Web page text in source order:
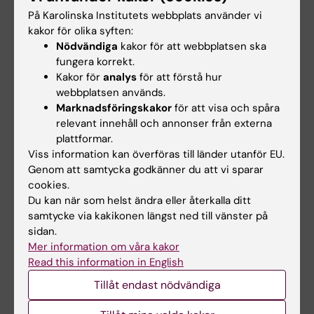
Provtagningstekniken utvecklas tillsammans
med bland andra Göran Stemme, professor
vid KTH, och hans kollega Niclas Roxhed, båda
två ledande inom mikrosystem.
Återigen handlar det om att kombinera rätt
kompetenser för att nå framgång.
Staffan Holmin deltar även i utvecklingen av
en ny röntgendetektorteknik under ledning
av Mats Danielsson, professor i medicinsk
bildfysik vid KTH.
– Vi arbetar nära dem med validering och
utvärdering av metoden där den tekniska
innovationen kommer från KTH. Så i det ena
fallet var det vi som behövde hjälp av
ingenjörerna och här är det de som behöver
På Karolinska Institutets webbplats använder vi
kakor för olika syften:
Nödvändiga kakor för att webbplatsen ska
fungera korrekt.
Kakor för analys för att förstå hur
webbplatsen används.
Marknadsföringskakor för att visa och spåra
relevant innehåll och annonser från externa
plattformar.
Viss information kan överföras till länder utanför EU.
Genom att samtycka godkänner du att vi sparar
cookies.
Du kan när som helst ändra eller återkalla ditt
samtycke via kakikonen längst ned till vänster på
sidan.
Mer information om våra kakor
Read this information in English
Tillåt endast nödvändiga